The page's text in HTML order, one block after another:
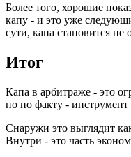
Более того, хорошие
капу - и это уже
сути, капа становится не
Итог
Капа в арбитраже - это
но по факту -
Снаружи это выглядит
Внутри - это часть